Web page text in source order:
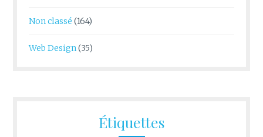
Non classé (164)
Web Design(35)
Étiquettes